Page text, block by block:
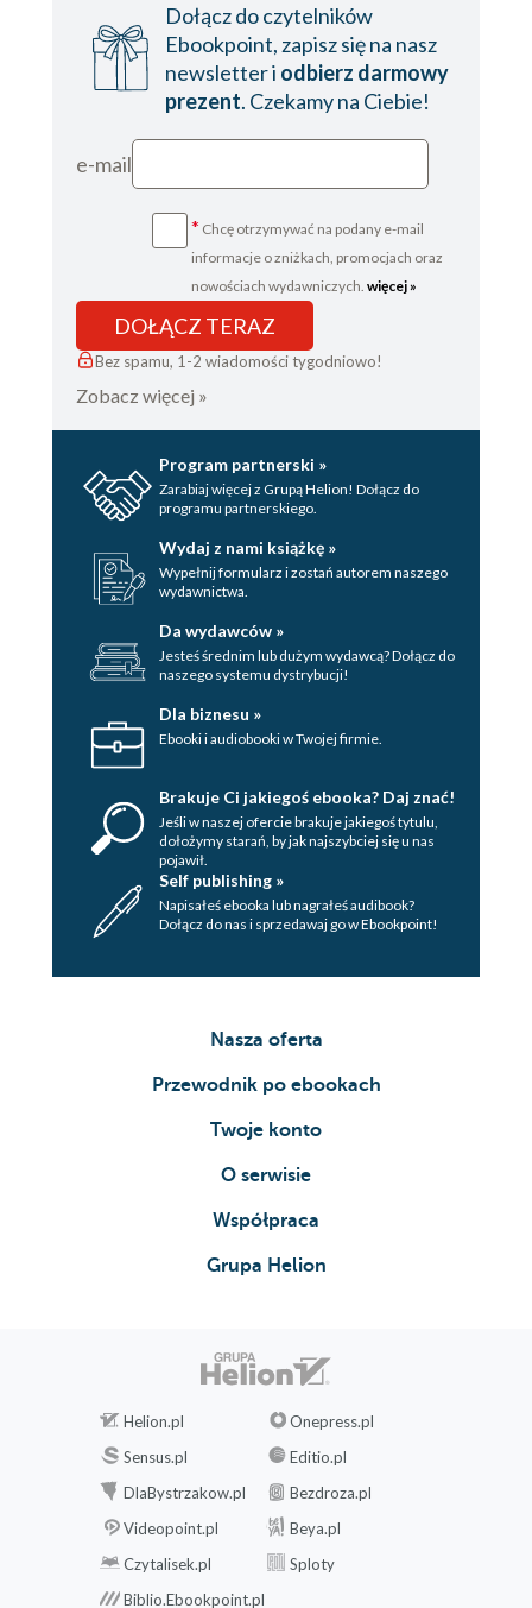
Dołącz do czytelników
Ebookpoint, zapisz się na nasz
newsletter i odbierz darmowy
prezent. Czekamy na Ciebie!
e-mail
* Chcę otrzymywać na podany e-mail
informacje o zniżkach, promocjach oraz
nowościach wydawniczych. więcej »
DOŁĄCZ TERAZ
Bez spamu, 1-2 wiadomości tygodniowo!
Zobacz więcej »
Program partnerski »
Zarabiaj więcej z Grupą Helion! Dołącz do
programu partnerskiego.
Wydaj z nami książkę »
Wypełnij formularz i zostań autorem naszego
wydawnictwa.
Da wydawców »
Jesteś średnim lub dużym wydawcą? Dołącz do
naszego systemu dystrybucji!
Dla biznesu »
Ebooki i audiobooki w Twojej firmie.
Brakuje Ci jakiegoś ebooka? Daj znać!
Jeśli w naszej ofercie brakuje jakiegoś tytulu,
dołożymy starań, by jak najszybciej się u nas
pojawił.
Self publishing »
Napisałeś ebooka lub nagrałeś audibook?
Dołącz do nas i sprzedawaj go w Ebookpoint!
Nasza oferta
Przewodnik po ebookach
Twoje konto
O serwisie
Współpraca
Grupa Helion
Helion.pl
Onepress.pl
Sensus.pl
Editio.pl
DlaBystrzakow.pl
Bezdroza.pl
Videopoint.pl
Beya.pl
Czytalisek.pl
Sploty
Biblio.Ebookpoint.pl